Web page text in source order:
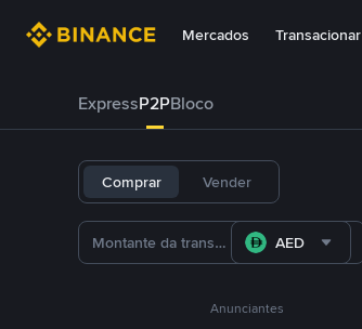
Mercados Transacionar
ExpressP2PBloco
Comprar Vender
AED
Anunciantes